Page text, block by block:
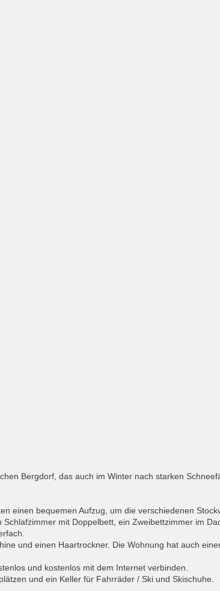
Bergdorf, das auch im Winter nach starken
einen bequemen Aufzug, um die verschiedenen
mit Doppelbett, ein Zweibettzimmer im
und einen Haartrockner. Die Wohnung hat auch
und kostenlos mit dem Internet verbinden.
und ein Keller für Fahrräder / Ski und Skischuhe.